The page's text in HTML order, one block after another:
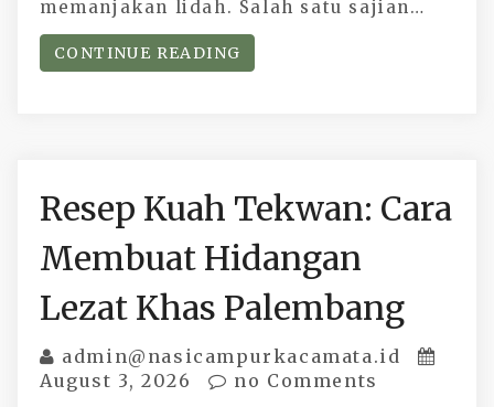
memanjakan lidah. Salah satu sajian…
CONTINUE READING
Resep Kuah Tekwan: Cara
Membuat Hidangan
Lezat Khas Palembang
admin@nasicampurkacamata.id
August 3, 2026
no Comments